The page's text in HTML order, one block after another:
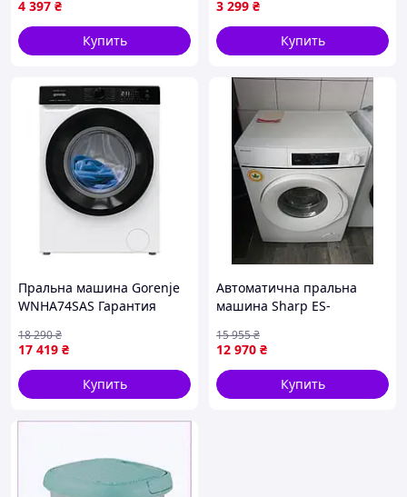
4 397 ₴
Купить
3 299 ₴
Купить
Пральна машина Gorenje
WNHA74SAS Гарантия
17 419 ₴
18 290₴
Купить
Автоматична пральна
машина Sharp ES-
12 970 ₴
15 955₴
Купить